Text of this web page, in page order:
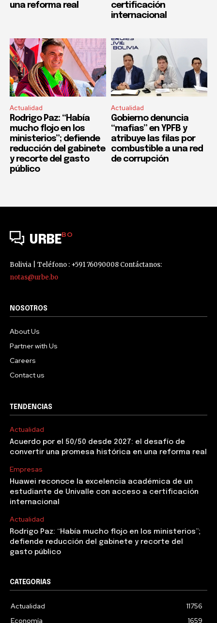
una reforma real
certificación
internacional
Actualidad
Rodrigo Paz: “Había
mucho flojo en los
ministerios”; defiende
reducción del gabinete
y recorte del gasto
público
Actualidad
Gobierno denuncia
“mafias” en YPFB y
atribuye las filas por
combustible a una red
de corrupción
URBEBO
Bolivia | Teléfono : +591 76090008 Contáctanos:
notas@urbe.bo
NOSOTROS
About Us
Partner with Us
Careers
Contact us
TENDENCIAS
Actualidad
Acuerdo por el 50/50 desde 2027: el desafío de
convertir una promesa histórica en una reforma real
Empresas
Huawei reconoce la excelencia académica de un
estudiante de Univalle con acceso a certificación
internacional
Actualidad
Rodrigo Paz: “Había mucho flojo en los ministerios”;
defiende reducción del gabinete y recorte del
gasto público
CATEGORIAS
Actualidad
11756
Economía
1659